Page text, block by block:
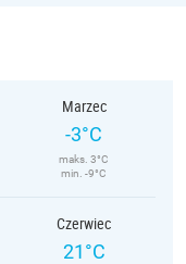
Marzec
-3°C
maks. 3°C
min. -9°C
Czerwiec
21°C